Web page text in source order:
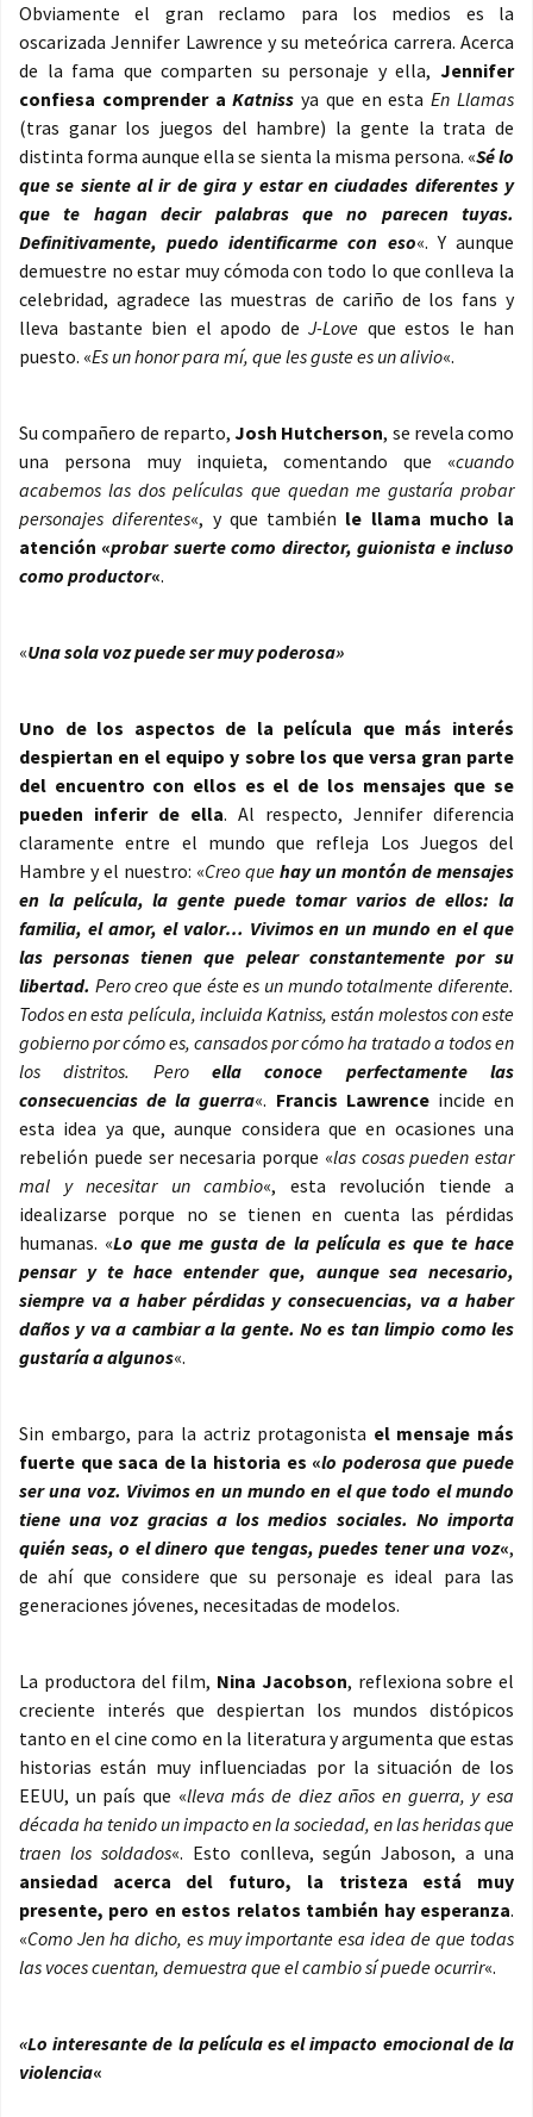
Obviamente el gran reclamo para los medios es la
oscarizada Jennifer Lawrence y su meteórica carrera. Acerca
de la fama que comparten su personaje y ella, Jennifer
confiesa comprender aKatniss ya que en estaEn Llamas
(tras ganar los juegos del hambre) la gente la trata de
distinta forma aunque ella se sienta la misma persona. «Sé lo
que se siente al ir de gira y estar en ciudades diferentes y
que te hagan decir palabras que no parecen tuyas.
Definitivamente, puedo identificarme con eso«. Y aunque
demuestre no estar muy cómoda con todo lo que conlleva la
celebridad, agradece las muestras de cariño de los fans y
lleva bastante bien el apodo de J-Love que estos le han
puesto. «Es un honor para mí, que les guste es un alivio«.
Su compañero de reparto, Josh Hutcherson, se revela como
una persona muy inquieta, comentando que «cuando
acabemos las dos películas que quedan me gustaría probar
personajes diferentes«, y que también le llama mucho la
atención «probar suerte como director, guionista e incluso
como productor«.
«Una sola voz puede ser muy poderosa»
Uno de los aspectos de la película que más interés
despiertan en el equipo y sobre los que versa gran parte
del encuentro con ellos es el de los mensajes que se
pueden inferir de ella. Al respecto, Jennifer diferencia
claramente entre el mundo que refleja Los Juegos del
Hambre y el nuestro: «Creo que hay un montón de mensajes
en la película, la gente puede tomar varios de ellos: la
familia, el amor, el valor… Vivimos en un mundo en el que
las personas tienen que pelear constantemente por su
libertad. Pero creo que éste es un mundo totalmente diferente.
Todos en esta película, incluida Katniss, están molestos con este
gobierno por cómo es, cansados por cómo ha tratado a todos en
los distritos. Pero ella conoce perfectamente las
consecuencias de la guerra«. Francis Lawrenceincide en
esta idea ya que, aunque considera que en ocasiones una
rebelión puede ser necesaria porque «las cosas pueden estar
mal y necesitar un cambio«, esta revolución tiende a
idealizarse porque no se tienen en cuenta las pérdidas
humanas. «Lo que me gusta de la película es que te hace
pensar y te hace entender que, aunque sea necesario,
siempre va a haber pérdidas y consecuencias, va a haber
daños y va a cambiar a la gente. No es tan limpio como les
gustaría a algunos«.
Sin embargo, para la actriz protagonista el mensaje más
fuerte que saca de la historia es «lo poderosa que puede
ser una voz. Vivimos en un mundo en el que todo el mundo
tiene una voz gracias a los medios sociales. No importa
quién seas, o el dinero que tengas, puedes tener una voz«,
de ahí que considere que su personaje es ideal para las
generaciones jóvenes, necesitadas de modelos.
La productora del film, Nina Jacobson, reflexiona sobre el
creciente interés que despiertan los mundos distópicos
tanto en el cine como en la literatura y argumenta que estas
historias están muy influenciadas por la situación de los
EEUU, un país que «lleva más de diez años en guerra, y esa
década ha tenido un impacto en la sociedad, en las heridas que
traen los soldados«. Esto conlleva, según Jaboson, a una
ansiedad acerca del futuro, la tristeza está muy
presente, pero en estos relatos también hay esperanza.
«Como Jen ha dicho, es muy importante esa idea de que todas
las voces cuentan, demuestra que el cambio sí puede ocurrir«.
«Lo interesante de la película es el impacto emocional de la
violencia«